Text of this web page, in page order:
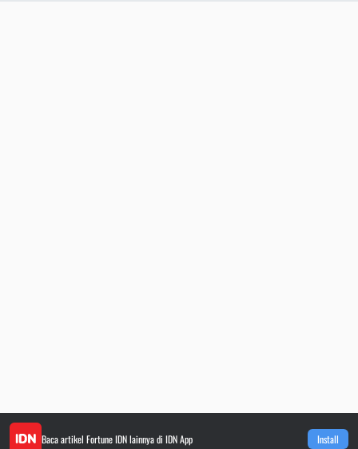
Baca artikel Fortune IDNlainnya di IDN App Install